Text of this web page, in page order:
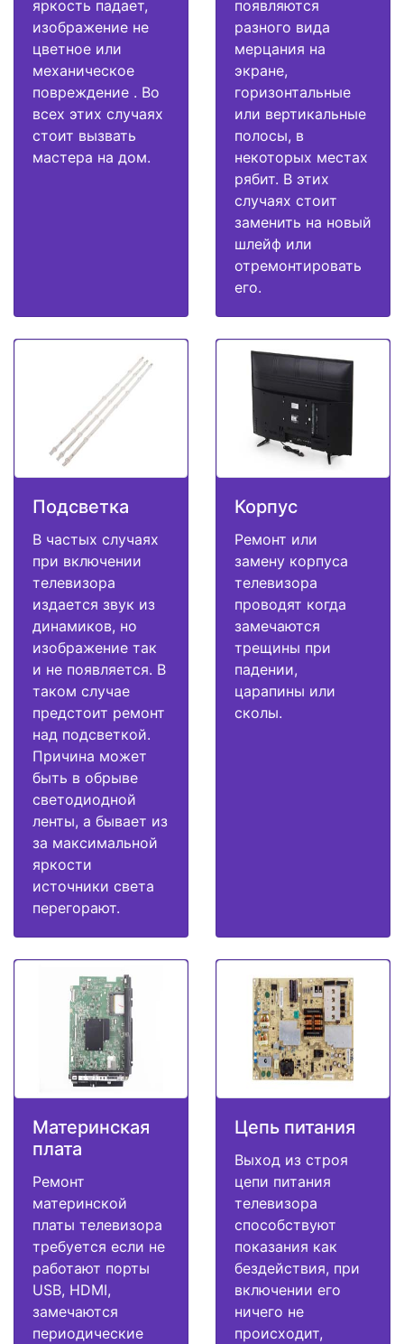
яркость падает,
изображение не
цветное или
механическое
повреждение . Во
всех этих случаях
стоит вызвать
мастера на дом.
появляются
разного вида
мерцания на
экране,
горизонтальные
или вертикальные
полосы, в
некоторых местах
рябит. В этих
случаях стоит
заменить на новый
шлейф или
отремонтировать
его.
Подсветка
В частых случаях
при включении
телевизора
издается звук из
динамиков, но
изображение так
и не появляется. В
таком случае
предстоит ремонт
над подсветкой.
Причина может
быть в обрыве
светодиодной
ленты, а бывает из
за максимальной
яркости
источники света
перегорают.
Корпус
Ремонт или
замену корпуса
телевизора
проводят когда
замечаются
трещины при
падении,
царапины или
сколы.
Материнская
плата
Ремонт
материнской
платы телевизора
требуется если не
работают порты
USB, HDMI,
замечаются
периодические
Цепь питания
Выход из строя
цепи питания
телевизора
способствуют
показания как
бездействия, при
включении его
ничего не
происходит,